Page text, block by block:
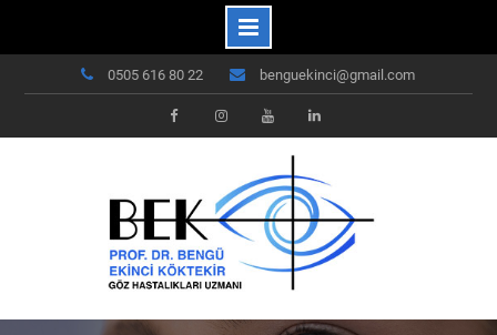
0505 616 80 22 benguekinci@gmail.com
FacebookInstagramYoutube Linkedin